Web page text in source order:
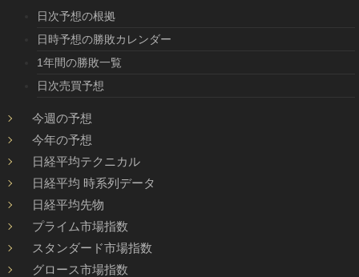
日次予想の根拠
日時予想の勝敗カレンダー
1年間の勝敗一覧
日次売買予想
今週の予想
今年の予想
日経平均テクニカル
日経平均 時系列データ
日経平均先物
プライム市場指数
スタンダード市場指数
グロース市場指数